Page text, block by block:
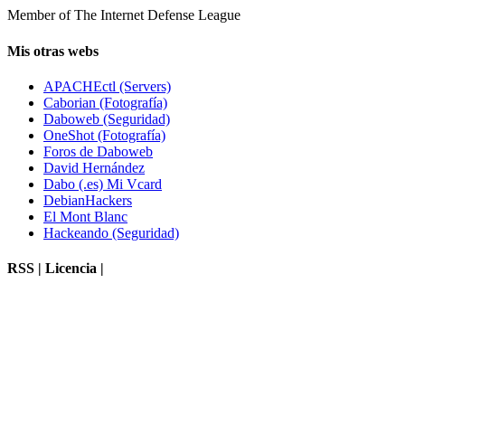
Member of The Internet Defense League
Mis otras webs
APACHEctl (Servers)
Caborian (Fotografía)
Daboweb (Seguridad)
OneShot (Fotografía)
Foros de Daboweb
David Hernández
Dabo (.es) Mi Vcard
DebianHackers
El Mont Blanc
Hackeando (Seguridad)
RSS | Licencia |